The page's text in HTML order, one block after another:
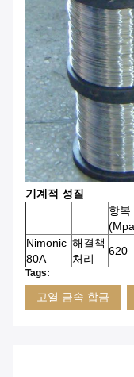
기계적 성질
항복
Nimonic
80A
해결책
처리
620
Tags:
고열 금속 합금